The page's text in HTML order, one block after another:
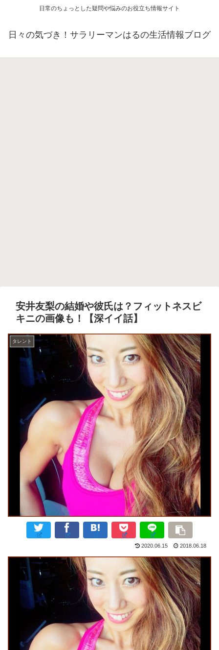
日常のちょっとした疑問や悩みのお役立ち情報サイト
日々の気づき！サラリーマンはるの生活情報ブログ
安井友梨の結婚や彼氏は？フィットネスビ
キニの画像も！【深イイ話】
タレント
2020.06.15 2018.06.18